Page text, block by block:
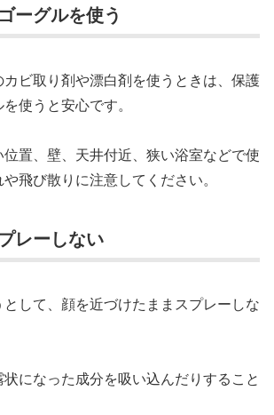
ーグルを使う
ビ取り剤や漂白剤を使うときは、保護
使うと安心です。
置、壁、天井付近、狭い浴室などで使
飛び散りに注意してください。
レーしない
して、顔を近づけたままスプレーしな
になった成分を吸い込んだりすること